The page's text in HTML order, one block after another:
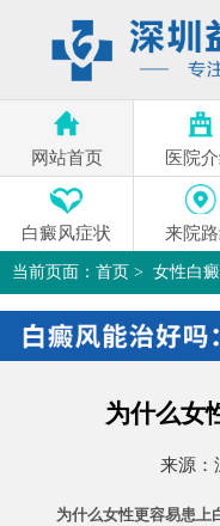
网站首页 医院
白癜风症状 来院
当前页面： 首页 > 女性白
为什么女
来源：
为什么女性更容易患上